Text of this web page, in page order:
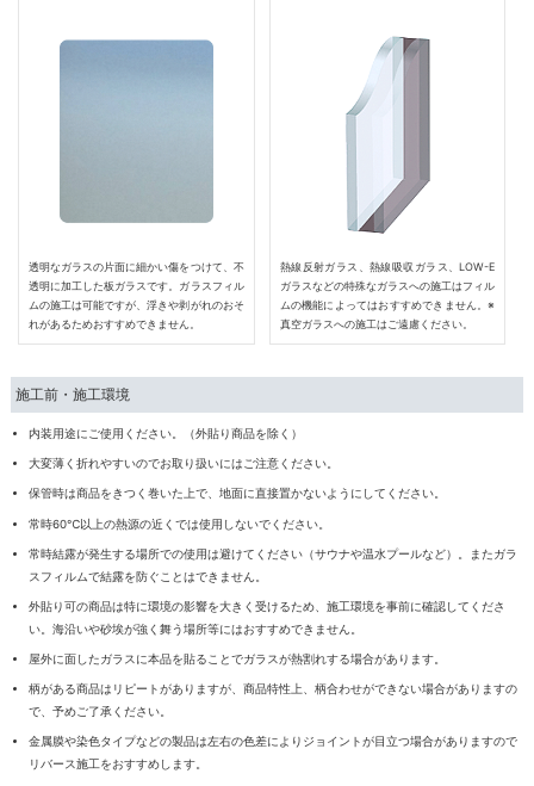
透明なガラスの片面に細かい傷をつけて、不
透明に加工した板ガラスです。ガラスフィル
ムの施工は可能ですが、浮きや剥がれのおそ
れがあるためおすすめできません。
熱線反射ガラス、熱線吸収ガラス、LOW-E
ガラスなどの特殊なガラスへの施工はフィル
ムの機能によってはおすすめできません。※
真空ガラスへの施工はご遠慮ください。
施工前・施工環境
内装用途にご使用ください。（外貼り商品を除く）
大変薄く折れやすいのでお取り扱いにはご注意ください。
保管時は商品をきつく巻いた上で、地面に直接置かないようにしてください。
常時60℃以上の熱源の近くでは使用しないでください。
常時結露が発生する場所での使用は避けてください（サウナや温水プールなど）。またガラ
スフィルムで結露を防ぐことはできません。
外貼り可の商品は特に環境の影響を大きく受けるため、施工環境を事前に確認してくださ
い。海沿いや砂埃が強く舞う場所等にはおすすめできません。
屋外に面したガラスに本品を貼ることでガラスが熱割れする場合があります。
柄がある商品はリピートがありますが、商品特性上、柄合わせができない場合がありますの
で、予めご了承ください。
金属膜や染色タイプなどの製品は左右の色差によりジョイントが目立つ場合がありますので
リバース施工をおすすめします。